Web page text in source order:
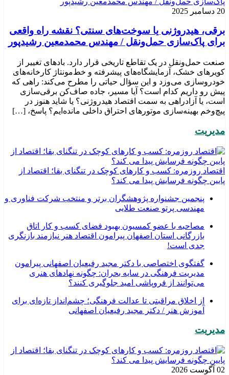
20 دسامبر 2025
برقی، هیدروژنی یا سوخت‌های سنتی؟ نقشه راه واقعی
برای پاک‌سازی حمل‌ونقل / مهندس محمدمعین رشیدپور
صنعت حمل‌ونقل در یک تقاطع تاریخی قرار دارد. بادهای تغییر از
کویرهای خشک، آزمایشگاه‌های پیشرفته و خط‌مونتاژ کارخانه‌های
خودروسازی می‌وزد و این سؤال حیاتی را مطرح می‌کند: راهی که
پیش رو داریم کدام است؟ آیا مسیر، جاده صاف‌کن برقی‌سازی
است، یا آزادراهی به سمت اقتصاد هیدروژنی؟ یا شاید هنوز در
پیچ‌وخم بهینه‌سازی موتورهای احتراق داخلی مانده‌ایم؟ پاسخ، […]
مدیریت
اقتصاد روزمره: کسب‌ و کارهای کوچک در تنگنای بقا؛ اقتصاد از
پایین چگونه فرسایش پیدا می کند؟
پنجمین جشنواره پژوهشگران برتر و منتخب شرکت فناوری و
مهندسی پرتو صنعت طلایی
مصاحبه با عضو کمسیون بهبود فضای کسب و کار اتاق
بازرگانی استان اصفهان پیرامون اقتصاد هنر نیازمند بازنگری
جدی است!
گفتگوی اختصاصی با دکتر مجید رفیعیان اصفهانی پیرامون
مدیریت فرهنگی در سایه بحران: چگونه نهادهای هنری
می‌توانند از فروپاشی امید جلوگیری کنند؟
از اخلاق مراقبتی تا عدالت فرهنگی؛ چشم‌انداز تازه‌ای برای
آموزش هنر / دکتر مجید رفیعیان اصفهانی
مدیریت
02 آگوست 2026